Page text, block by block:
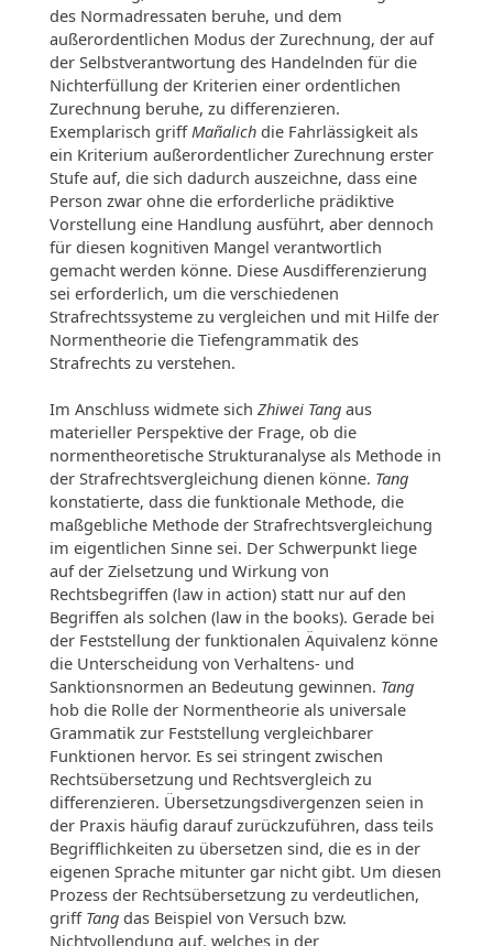
des Normadressaten beruhe, und dem
außerordentlichen Modus der Zurechnung, der auf
der Selbstverantwortung des Handelnden für die
Nichterfüllung der Kriterien einer ordentlichen
Zurechnung beruhe, zu differenzieren.
Exemplarisch griff Mañalichdie Fahrlässigkeit als
ein Kriterium außerordentlicher Zurechnung erster
Stufe auf, die sich dadurch auszeichne, dass eine
Person zwar ohne die erforderliche prädiktive
Vorstellung eine Handlung ausführt, aber dennoch
für diesen kognitiven Mangel verantwortlich
gemacht werden könne. Diese Ausdifferenzierung
sei erforderlich, um die verschiedenen
Strafrechtssysteme zu vergleichen und mit Hilfe der
Normentheorie die Tiefengrammatik des
Strafrechts zu verstehen.
Im Anschluss widmete sich Zhiwei Tangaus
materieller Perspektive der Frage, ob die
normentheoretische Strukturanalyse als Methode in
der Strafrechtsvergleichung dienen könne. Tang
konstatierte, dass die funktionale Methode, die
maßgebliche Methode der Strafrechtsvergleichung
im eigentlichen Sinne sei. Der Schwerpunkt liege
auf der Zielsetzung und Wirkung von
Rechtsbegriffen (law in action) statt nur auf den
Begriffen als solchen (law in the books). Gerade bei
der Feststellung der funktionalen Äquivalenz könne
die Unterscheidung von Verhaltens- und
Sanktionsnormen an Bedeutung gewinnen. Tang
hob die Rolle der Normentheorie als universale
Grammatik zur Feststellung vergleichbarer
Funktionen hervor. Es sei stringent zwischen
Rechtsübersetzung und Rechtsvergleich zu
differenzieren. Übersetzungsdivergenzen seien in
der Praxis häufig darauf zurückzuführen, dass teils
Begrifflichkeiten zu übersetzen sind, die es in der
eigenen Sprache mitunter gar nicht gibt. Um diesen
Prozess der Rechtsübersetzung zu verdeutlichen,
griff Tangdas Beispiel von Versuch bzw.
Nichtvollendung auf, welches in der